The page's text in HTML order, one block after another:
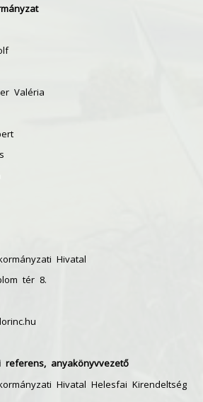
Valéria
Hivatal
tér 8.
referens, anyakönyvvezető
Hivatal Helesfai Kirendeltség